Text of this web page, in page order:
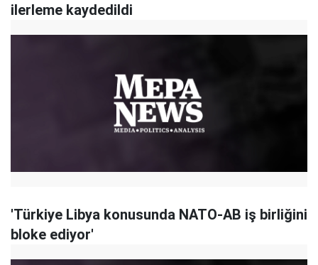
ilerleme kaydedildi
'Türkiye Libya konusunda NATO-AB iş birliğini
bloke ediyor'